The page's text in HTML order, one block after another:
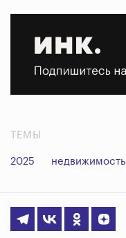
ТЕМЫ
2025 недвижимость